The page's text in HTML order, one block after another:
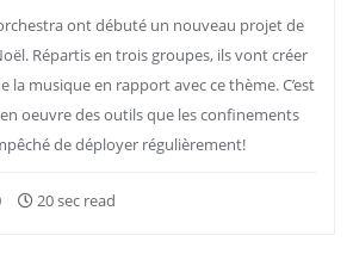
ont débuté un nouveau projet de
Répartis en trois groupes, ils vont créer
la musique en rapport avec ce thème. C’est
oeuvre des outils que les confinements
de déployer régulièrement!
20 sec read